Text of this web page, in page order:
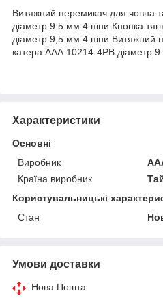
Витяжний перемикач для човна
діаметр 9.5 мм 4 піни Кнопка
діаметр 9,5 мм 4 піни Витяжний
катера ААА 10214-4PB діаметр
Характеристики
Основні
Виробник
Країна виробник
Користувальницькі
Стан
Умови доставки
Нова Пошта